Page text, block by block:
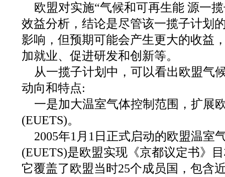
欧盟对实施“气候和可再生能 源一
效益分析，结论是尽管该一揽子计划
影响，但预期可能会产生更大的收益
加就业、促进研发和创新等。
从一揽子计划中，可以看出欧盟气
动向和特点:
一是加大温室气体控制范围，扩展
(EUETS)。
2005年1月1日正式启动的欧盟温室
(EUETS)是欧盟实现《京都议定书》
它覆盖了欧盟当时25个成员国，包含